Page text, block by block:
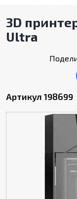
3D
Ultra
Артикул 198699